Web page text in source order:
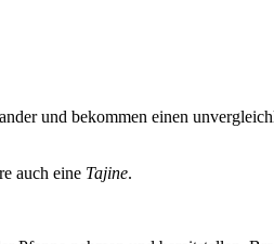
und bekommen einen
auch eine Tajine.